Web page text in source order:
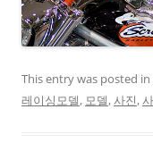
This entry was posted in
레이싱모델, 모델,사진,